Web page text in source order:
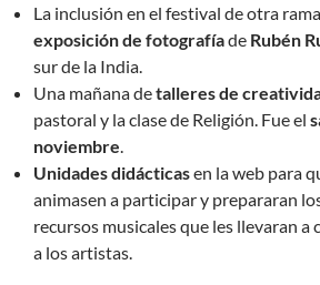
La inclusión en el festival de otra
exposición de fotografíade Rubén
sur de la India.
Una mañana detalleres de
pastoral y la clase de Religión. Fue el
noviembre
Unidades didácticasen la web para
animasen a participar y prepararan
recursos musicales que les llevaran a
a los artistas.